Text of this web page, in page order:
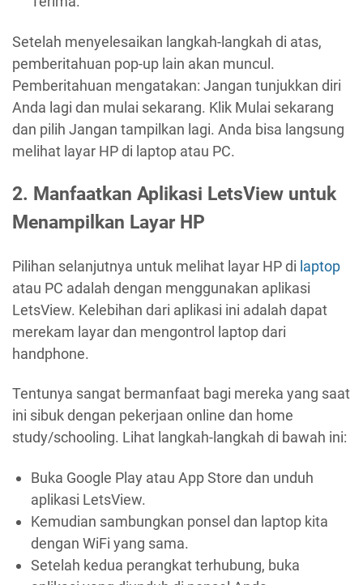
Setelah menyelesaikan langkah-langkah di atas,
pemberitahuan pop-up lain akan muncul.
Pemberitahuan mengatakan: Jangan tunjukkan diri
Anda lagi dan mulai sekarang. Klik Mulai sekarang
dan pilih Jangan tampilkan lagi. Anda bisa langsung
melihat layar HP di laptop atau PC.
2. Manfaatkan Aplikasi LetsView untuk
Menampilkan Layar HP
Pilihan selanjutnya untuk melihat layar HP di laptop
atau PC adalah dengan menggunakan aplikasi
LetsView. Kelebihan dari aplikasi ini adalah dapat
merekam layar dan mengontrol laptop dari
handphone.
Tentunya sangat bermanfaat bagi mereka yang saat
ini sibuk dengan pekerjaan online dan home
study/schooling. Lihat langkah-langkah di bawah ini:
Buka Google Play atau App Store dan unduh
aplikasi LetsView.
Kemudian sambungkan ponsel dan laptop kita
dengan WiFi yang sama.
Setelah kedua perangkat terhubung, buka